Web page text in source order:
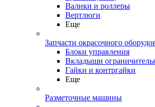
Валики и роллеры
Вертлюги
Еще
Запчасти окрасочного
Блоки управления
Вкладыши
Гайки и контргайки
Еще
Разметочные машины